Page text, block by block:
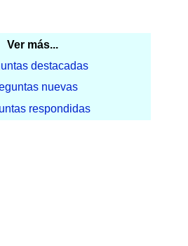
Ver más...
destacadas
nuevas
respondidas